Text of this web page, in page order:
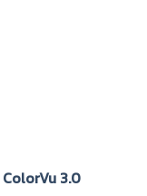
ColorVu 3.0